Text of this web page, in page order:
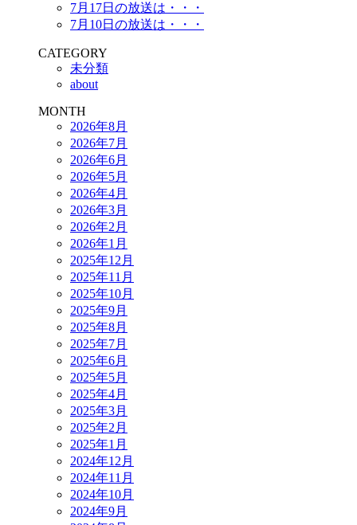
7月17日の放送は・・・
7月10日の放送は・・・
CATEGORY
未分類
about
MONTH
2026年8月
2026年7月
2026年6月
2026年5月
2026年4月
2026年3月
2026年2月
2026年1月
2025年12月
2025年11月
2025年10月
2025年9月
2025年8月
2025年7月
2025年6月
2025年5月
2025年4月
2025年3月
2025年2月
2025年1月
2024年12月
2024年11月
2024年10月
2024年9月